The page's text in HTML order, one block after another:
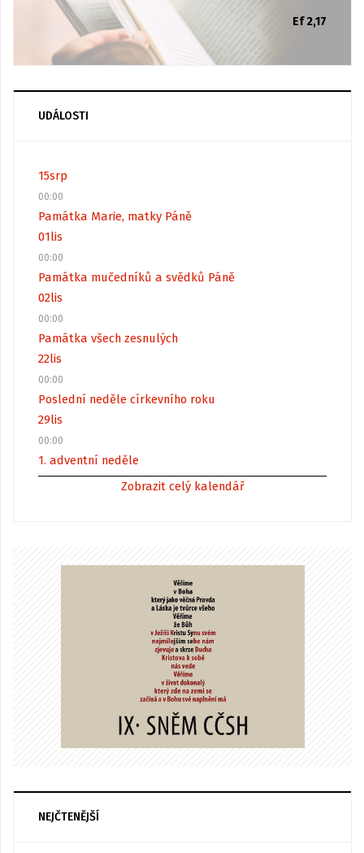
Ef 2,17
UDÁLOSTI
15srp
00:00
Památka Marie, matky Páně
01lis
00:00
Památka mučedníků a svědků Páně
02lis
00:00
Památka všech zesnulých
22lis
00:00
Poslední neděle církevního roku
29lis
00:00
1. adventní neděle
Zobrazit celý kalendář
NEJČTENĚJŠÍ